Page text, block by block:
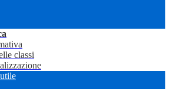
classi